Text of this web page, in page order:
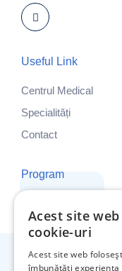
Useful Link
Centrul Medical
Specialități
Contact
Program
Sâmbătă și
Adresa Noastră
Acest site
cookie-uri
Acest site web
îmbunătăți